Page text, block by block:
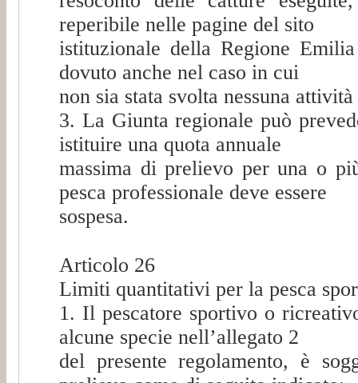
reperibile nelle pagine del sito
istituzionale della Regione
dovuto anche nel caso in cui
non sia stata svolta nessuna
3. La Giunta regionale può
istituire una quota annuale
massima di prelievo per una o
pesca professionale deve essere
sospesa.
Articolo 26
Limiti quantitativi per la pesca
1. Il pescatore sportivo o
alcune specie nell’allegato 2
del presente regolamento, è